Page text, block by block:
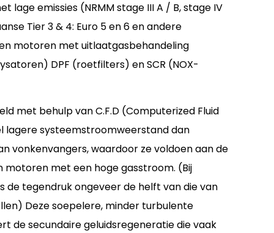
lage emissies (NRMM stage III A / B, stage IV
Tier 3 & 4: Euro 5 en 6 en andere
motoren met uitlaatgasbehandeling
DPF (roetfilters) en SCR (NOX-
met behulp van C.F.D (Computerized Fluid
lagere systeemstroomweerstand dan
vonkenvangers, waardoor ze voldoen aan de
met een hoge gasstroom. (Bij
de tegendruk ongeveer de helft van die van
Deze soepelere, minder turbulente
de secundaire geluidsregeneratie die vaak